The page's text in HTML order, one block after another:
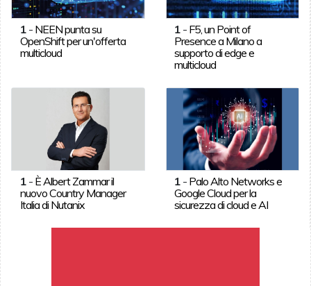
1- NEEN punta su
OpenShift per un'offerta
multicloud
1 - F5, un Point of
Presence a Milano a
supporto di edge e
multicloud
1- È Albert Zammar il
nuovo Country Manager
Italia di Nutanix
1 - Palo Alto Networks e
Google Cloud per la
sicurezza di cloud e AI